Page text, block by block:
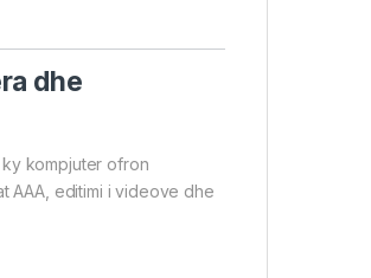
dhe
ky kompjuter ofron
AAA, editimi i videove dhe